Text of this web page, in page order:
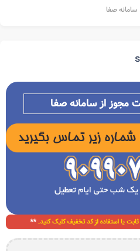
سامانه صفا
مجوز از سامانه صفا